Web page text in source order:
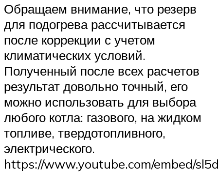
Обращаем внимание, что резерв
для подогрева рассчитывается
после коррекции с учетом
климатических условий.
Полученный после всех расчетов
результат довольно точный, его
можно использовать для выбора
любого котла: газового, на жидком
топливе, твердотопливного,
электрического.
https://www.youtube.com/embed/